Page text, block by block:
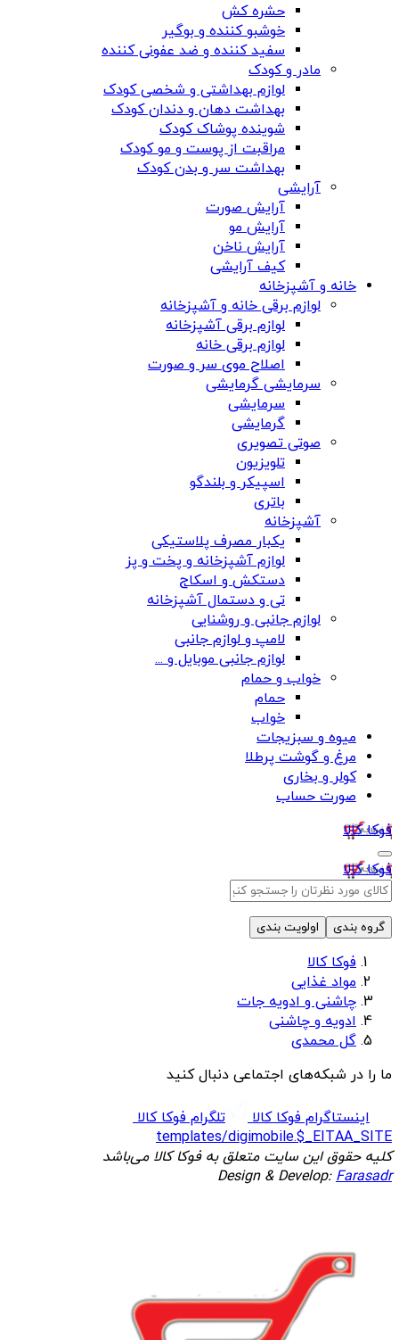
حشره کش
خوشبو کننده و بوگیر
سفید کننده و ضد عفونی کننده
مادر و کودک
لوازم بهداشتی و شخصی کودک
بهداشت دهان و دندان کودک
شوینده پوشاک کودک
مراقبت از پوست و مو کودک
بهداشت سر و بدن کودک
آرایشی
آرایش صورت
آرایش مو
آرایش ناخن
کیف آرایشی
خانه و آشپزخانه
لوازم برقی خانه و آشپزخانه
لوازم برقی آشپزخانه
لوازم برقی خانه
اصلاح موی سر و صورت
سرمایشی گرمایشی
سرمایشی
گرمایشی
صوتی تصویری
تلویزیون
اسپیکر و بلندگو
باتری
آشپزخانه
یکبار مصرف پلاستیکی
لوازم آشپزخانه و پخت و پز
دستکش و اسکاج
تی و دستمال آشپزخانه
لوازم جانبی و روشنایی
لامپ و لوازم جانبی
لوازم جانبی موبایل و ...
خواب و حمام
حمام
خواب
میوه و سبزیجات
مرغ و گوشت پرطلا
کولر و بخاری
صورت حساب
فوکا کالا
فوکا کالا
گروه بندی اولویت بندی
فوکا کالا
مواد غذایی
چاشنی و ادویه جات
ادویه و چاشنی
گل محمدی
ما را در شبکه‌های اجتماعی دنبال کنید
اینستاگرام فوکا کالا
تلگرام فوکا کالا
templates/digimobile.$_EITAA_SITE
کلیه حقوق این سایت متعلق به فوکا کالا می‌باشد
Design & Develop:Farasadr